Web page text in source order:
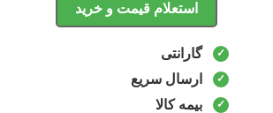
استعلام قیمت و خرید
گارانتی
ارسال سریع
بیمه کالا